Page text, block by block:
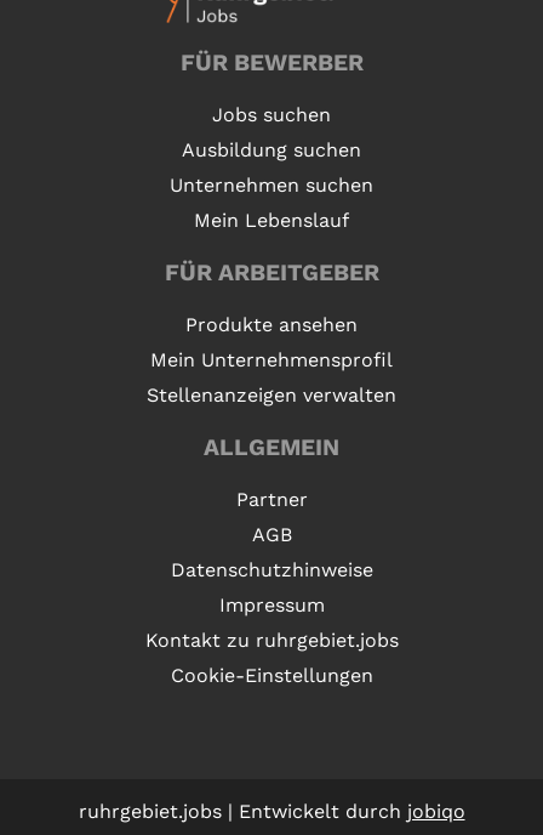
FÜR BEWERBER
Jobs suchen
Ausbildung suchen
Unternehmen suchen
Mein Lebenslauf
FÜR ARBEITGEBER
Produkte ansehen
Mein Unternehmensprofil
Stellenanzeigen verwalten
ALLGEMEIN
Partner
AGB
Datenschutzhinweise
Impressum
Kontakt zu ruhrgebiet.jobs
Cookie-Einstellungen
ruhrgebiet.jobs | Entwickelt durch jobiqo